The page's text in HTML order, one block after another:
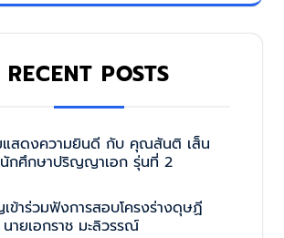
RECENT POSTS
แสดงความยินดี กับ คุณสันติ เส็น
กศึกษาปริญญาเอก รุ่นที่ 2
ข้าร่วมฟังการสอบโครงร่างดุษฏี
ายเอกราช มะลิวรรณ์